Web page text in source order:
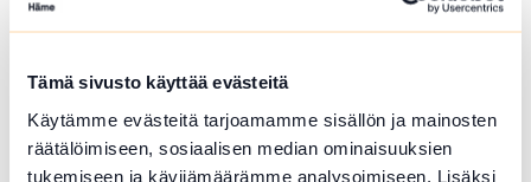
Tämä sivusto käyttää evästeitä
Käytämme evästeitä tarjoamamme sisällön ja mainosten
räätälöimiseen, sosiaalisen median ominaisuuksien
tukemiseen ja kävijämäärämme analysoimiseen. Lisäksi